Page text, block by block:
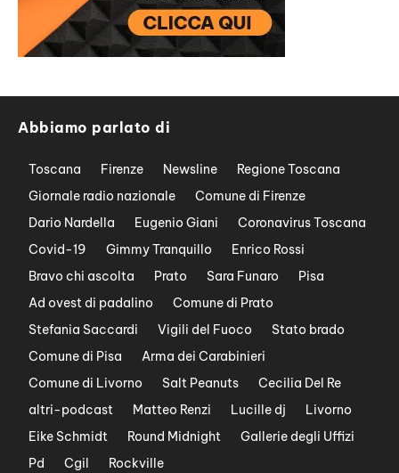
Abbiamo parlato di
Toscana Firenze Newsline
Regione Toscana
Giornale radio nazionale
Comune di Firenze
Dario Nardella
Eugenio Giani
Coronavirus Toscana
Covid-19
Gimmy Tranquillo
Enrico Rossi
Bravo chi ascolta
Prato Sara Funaro
Pisa
Ad ovest di padalino
Comune di Prato
Stefania Saccardi
Vigili del Fuoco
Stato brado
Comune di Pisa
Arma dei Carabinieri
Comune di Livorno
Salt Peanuts
Cecilia Del Re
altri-podcast
Matteo Renzi Lucille dj
Livorno
Eike Schmidt
Round Midnight
Gallerie degli Uffizi
Pd
Cgil Rockville